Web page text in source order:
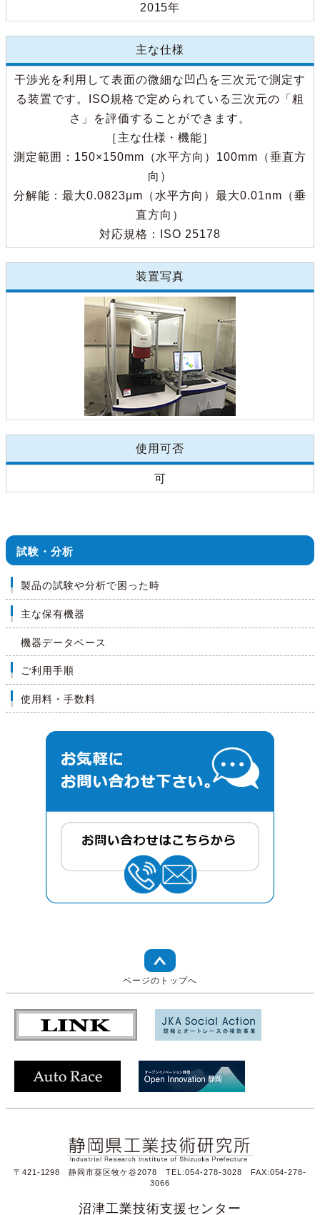
2015年
主な仕様
干渉光を利用して表面の微細な凹凸を三次元で測定す
る装置です。ISO規格で定められている三次元の「粗
さ」を評価することができます。
［主な仕様・機能］
測定範囲：150×150mm（水平方向）100mm（垂直方
向）
分解能：最大0.0823μm（水平方向）最大0.01nm（垂
直方向）
対応規格：ISO 25178
装置写真
使用可否
可
試験・分析
製品の試験や分析で困った時
主な保有機器
機器データベース
ご利用手順
使用料・手数料
ページのトップへ
〒421-1298 静岡市葵区牧ケ谷2078 TEL:054-278-3028 FAX:054-278-
3066
沼津工業技術支援センター